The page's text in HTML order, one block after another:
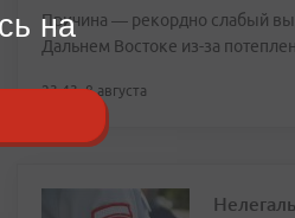
Причина — рекордно слабый
Дальнем Востоке из-за
23:43, 8 августа
на